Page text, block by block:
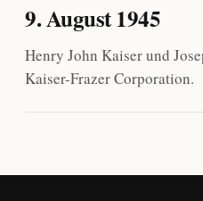
9. August 1945
Henry John Kaiser und
Kaiser-Frazer Corporation.